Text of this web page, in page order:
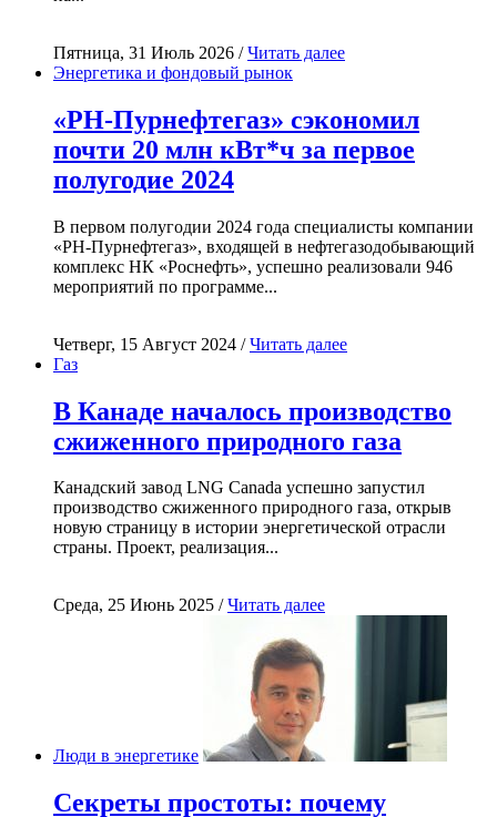
Пятница, 31 Июль 2026 /Читать далее
Энергетика и фондовый рынок
«РН-Пурнефтегаз» сэкономил
почти 20 млн кВт*ч за первое
полугодие 2024
В первом полугодии 2024 года специалисты компании
«РН-Пурнефтегаз», входящей в нефтегазодобывающий
комплекс НК «Роснефть», успешно реализовали 946
мероприятий по программе...
Четверг, 15 Август 2024 /Читать далее
Газ
В Канаде началось производство
сжиженного природного газа
Канадский завод LNG Canada успешно запустил
производство сжиженного природного газа, открыв
новую страницу в истории энергетической отрасли
страны. Проект, реализация...
Среда, 25 Июнь 2025 /Читать далее
Люди в энергетике
Секреты простоты: почему